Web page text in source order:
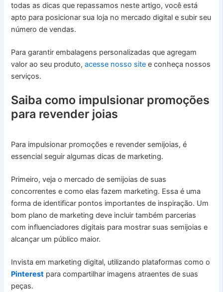
todas as dicas que repassamos neste artigo, você está
apto para posicionar sua loja no mercado digital e subir seu
número de vendas.
Para garantir embalagens personalizadas que agregam
valor ao seu produto,acesse nosso site e conheça nossos
serviços.
Saiba como impulsionar promoções
para revender joias
Para impulsionar promoções e revender semijoias, é
essencial seguir algumas dicas de marketing.
Primeiro, veja o mercado de semijoias de suas
concorrentes e como elas fazem marketing. Essa é uma
forma de identificar pontos importantes de inspiração. Um
bom plano de marketing deve incluir também parcerias
com influenciadores digitais para mostrar suas semijoias e
alcançar um público maior.
Invista em marketing digital, utilizando plataformas como o
Pinterest para compartilhar imagens atraentes de suas
peças.